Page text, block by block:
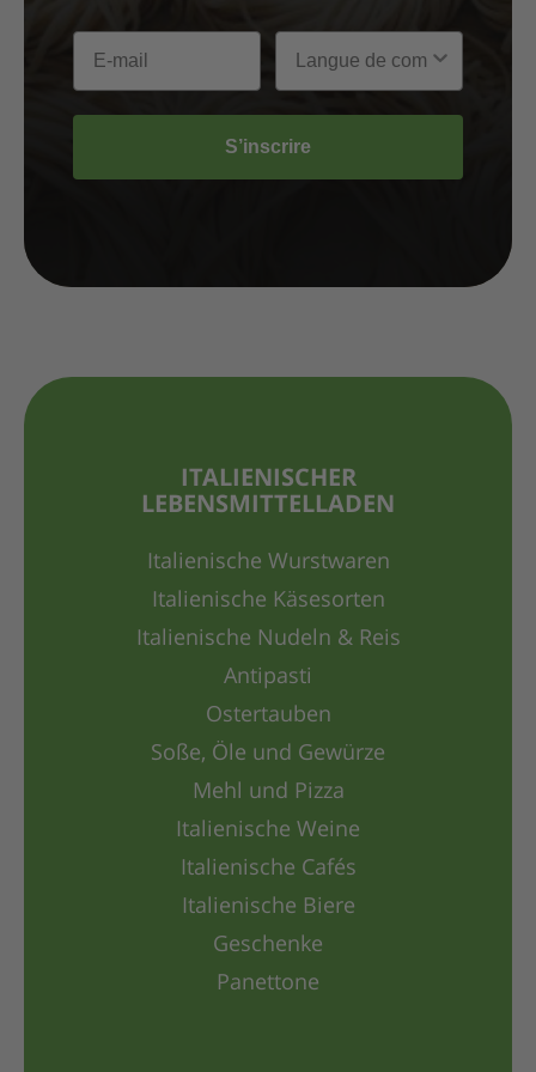
S’inscrire
ITALIENISCHER
LEBENSMITTELLADEN
Italienische Wurstwaren
Italienische Käsesorten
Italienische Nudeln & Reis
Antipasti
Ostertauben
Soße, Öle und Gewürze
Mehl und Pizza
Italienische Weine
Italienische Cafés
Italienische Biere
Geschenke
Panettone